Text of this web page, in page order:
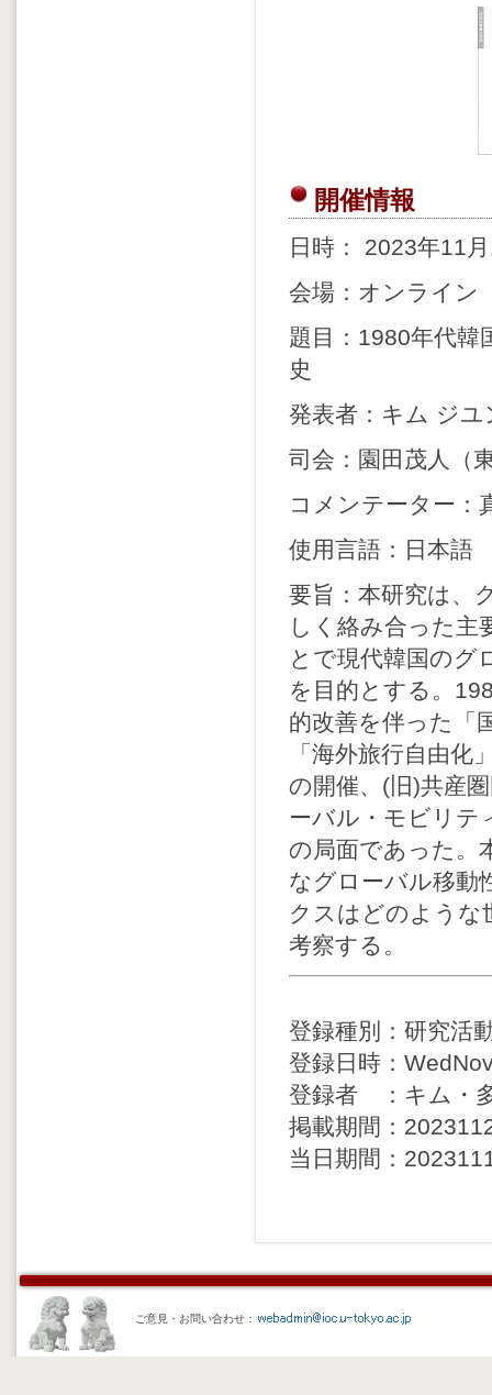
開催情報
日時： 2023年11
会場：オンライン
題目：1980年代韓
史
発表者：キム ジユ
司会：園田茂人（
コメンテーター：
使用言語：日本語
要旨：本研究は、
しく絡み合った主
とで現代韓国のグ
を目的とする。
的改善を伴った「
「海外旅行自由
の開催、(旧)共産
ーバル・モビリテ
の局面であった。
なグローバル移動
クスはどのような
考察する。
登録種別：研究活
登録日時：
登録者 ：キム・
掲載期間：
当日期間：
ご意見・お問い合わせ：